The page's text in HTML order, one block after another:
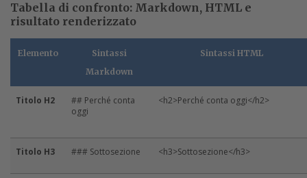
Tabella di confronto: Markdown, HTML e
risultato renderizzato
Elemento
Sintassi
Markdown
Sintassi HTML
Titolo H2
## Perché conta
oggi
<h2>Perché conta oggi</h2>
Titolo H3 ### Sottosezione <h3>Sottosezione</h3>